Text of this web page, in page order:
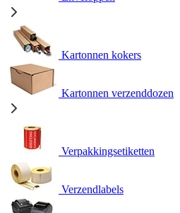
Kartonnen kokers
Kartonnen verzenddozen
Verpakkingsetiketten
Verzendlabels